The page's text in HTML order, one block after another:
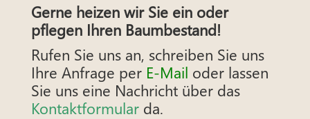
Gerne heizen wir Sie ein oder
pflegen Ihren Baumbestand!
Rufen Sie uns an, schreiben Sie uns
Ihre Anfrage per E-Mail oder lassen
Sie uns eine Nachricht über das
Kontaktformularda.